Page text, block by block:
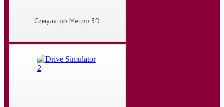
Симулятор Метро 3D